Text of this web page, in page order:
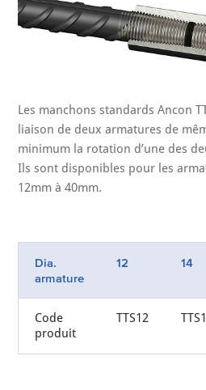
Les manchons standards Ancon
liaison de deux armatures de
minimum la rotation d’une des
Ils sont disponibles pour les
12mm à 40mm.
Dia.
armature
12 14
Code
produit
TTS12